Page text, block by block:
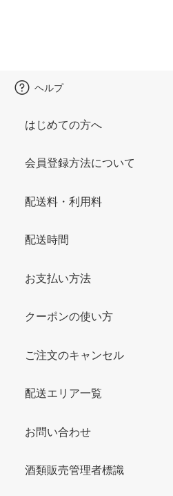
ヘルプ
はじめての方へ
会員登録方法について
配送料・利用料
配送時間
お支払い方法
クーポンの使い方
ご注文のキャンセル
配送エリア一覧
お問い合わせ
酒類販売管理者標識